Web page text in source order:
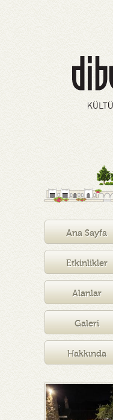
Ana Sayfa
Etkinlikler
Alanlar
Galeri
Hakkında